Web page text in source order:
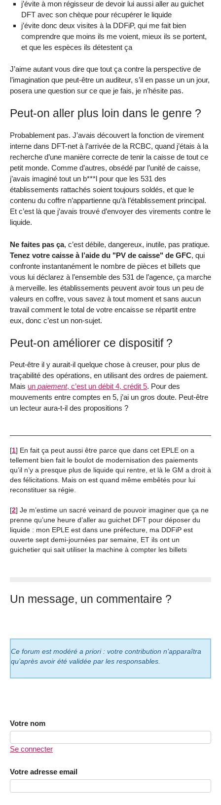
j’évite à mon régisseur de devoir lui aussi aller au guichet
DFT avec son chèque pour récupérer le liquide
j’évite donc deux visites à la DDFiP, qui me fait bien
comprendre que moins ils me voient, mieux ils se portent,
et que les espèces ils détestent ça
J’aime autant vous dire que tout ça contre la perspective de
l’imagination que peut-être un auditeur, s’il en passe un un jour,
posera une question sur ce que je fais, je n’hésite pas.
Peut-on aller plus loin dans le genre ?
Probablement pas. J’avais découvert la fonction de virement
interne dans DFT-net à l’arrivée de la RCBC, quand j’étais à la
recherche d’une manière correcte de tenir la caisse de tout ce
petit monde. Comme d’autres, obsédé par l’unité de caisse,
j’avais imaginé tout un b***l pour que les 531 des
établissements rattachés soient toujours soldés, et que le
contenu du coffre n’appartienne qu’à l’établissement principal.
Et c’est là que j’avais trouvé d’envoyer des virements contre le
liquide.
Ne faites pas ça, c’est débile, dangereux, inutile, pas pratique.
Tenez votre caisse à l’aide du "PV de caisse" de GFC, qui
confronte instantanément le nombre de pièces et billets que
vous lui déclarez à l’ensemble des 531 de l’agence, ça marche
à merveille. les établissements peuvent avoir tous un peu de
valeurs en coffre, vous savez à tout moment et sans aucun
travail comment le total de votre encaisse se répartit entre
eux, donc c’est un non-sujet.
Peut-on améliorer ce dispositif ?
Peut-être il y aurait-il quelque chose à creuser, pour plus de
traçabilité des opérations, en utilisant des ordres de paiement.
Mais un paiement, c’est un débit 4, crédit 5. Pour des
mouvements entre comptes en 5, j’ai un gros doute. Peut-être
un lecteur aura-t-il des propositions ?
[1] En fait ça peut aussi être parce que dans cet EPLE on a
tellement bien fait le boulot de modernisation des paiements
qu’il n’y a presque plus de liquide qui rentre, et là le GM a droit à
des félicitations. Mais on est quand même embêtés pour lui
reconstituer sa régie.
[2] Je m’estime un sacré veinard de pouvoir imaginer que ça ne
prenne qu’une heure d’aller au guichet DFT pour déposer du
liquide : mon EPLE est dans une préfecture, ma DDFiP est
ouverte sept demi-journées par semaine, ET ils ont un
guichetier qui sait utiliser la machine à compter les billets
Un message, un commentaire ?
Ce forum est modéré a priori : votre contribution n’apparaîtra
qu’après avoir été validée par les responsables.
Votre nom
Se connecter
Votre adresse email